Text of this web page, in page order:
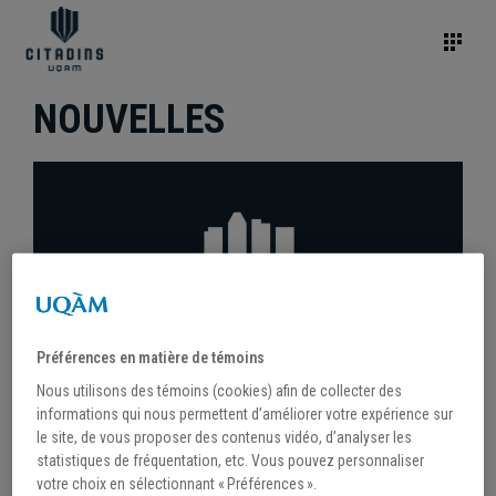
NOUVELLES
/24 novembre 2020
Préférences en matière de témoins
Nous utilisons des témoins (cookies) afin de collecter des
informations qui nous permettent d’améliorer votre expérience sur
le site, de vous proposer des contenus vidéo, d’analyser les
statistiques de fréquentation, etc. Vous pouvez personnaliser
votre choix en sélectionnant « Préférences ».